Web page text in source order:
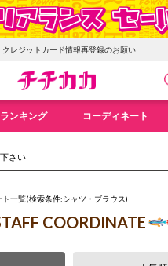
クレジットカード情報再登録のお願い
ランキング コーディネート
ト一覧(検索条件:シャツ・ブラウス)
COORDINATE